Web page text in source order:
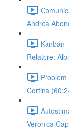
Andrea
Kanban
Relatore:
Cortina
Veronica